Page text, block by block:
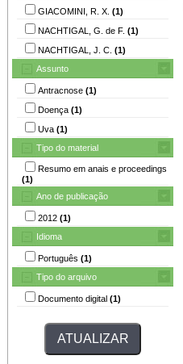
GIACOMINI, R. X. (1)
NACHTIGAL, G. de F. (1)
NACHTIGAL, J. C. (1)
Assunto
Antracnose (1)
Doença (1)
Uva (1)
Tipo do material
Resumo em anais e proceedings
(1)
Ano de publicação
2012 (1)
Idioma
Português (1)
Tipo do arquivo
Documento digital (1)